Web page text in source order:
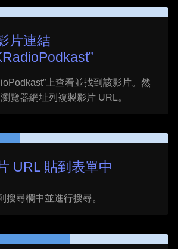
片連結
”
”上查看並找到該影片。然
覽器網址列複製影片 URL。
URL 貼到表單中
搜尋欄中並進行搜尋。